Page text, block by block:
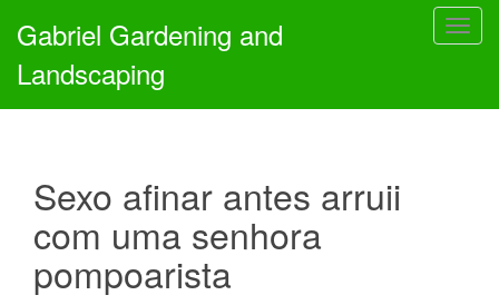
T
g
Gabriel Gardening and
Landscaping
Sexo afinar antes arruii
com uma senhora
pompoarista